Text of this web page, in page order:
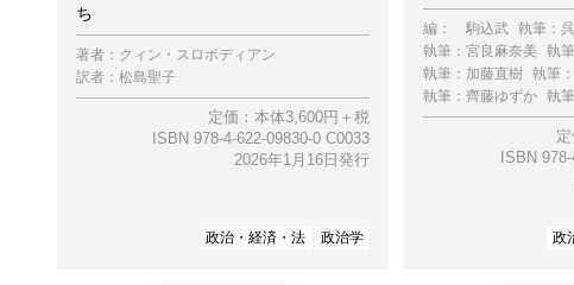
ち
著者： クィン・スロボディアン
訳者：松島聖子
定価：本体3,600円＋税
ISBN 978-4-622-09830-0 C0033
2026年1月16日発行
政治・経済・法 政治学
編： 駒込武 執筆：
執筆：宮良麻奈美 執筆
執筆： 加藤直樹 執筆：
執筆：齊藤ゆずか 執筆
ISBN
政